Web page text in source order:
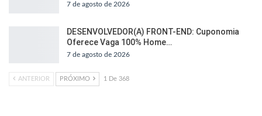
7 de agosto de 2026
DESENVOLVEDOR(A) FRONT-END: Cuponomia
Oferece Vaga 100% Home…
7 de agosto de 2026
ANTERIOR PRÓXIMO 1 De 368